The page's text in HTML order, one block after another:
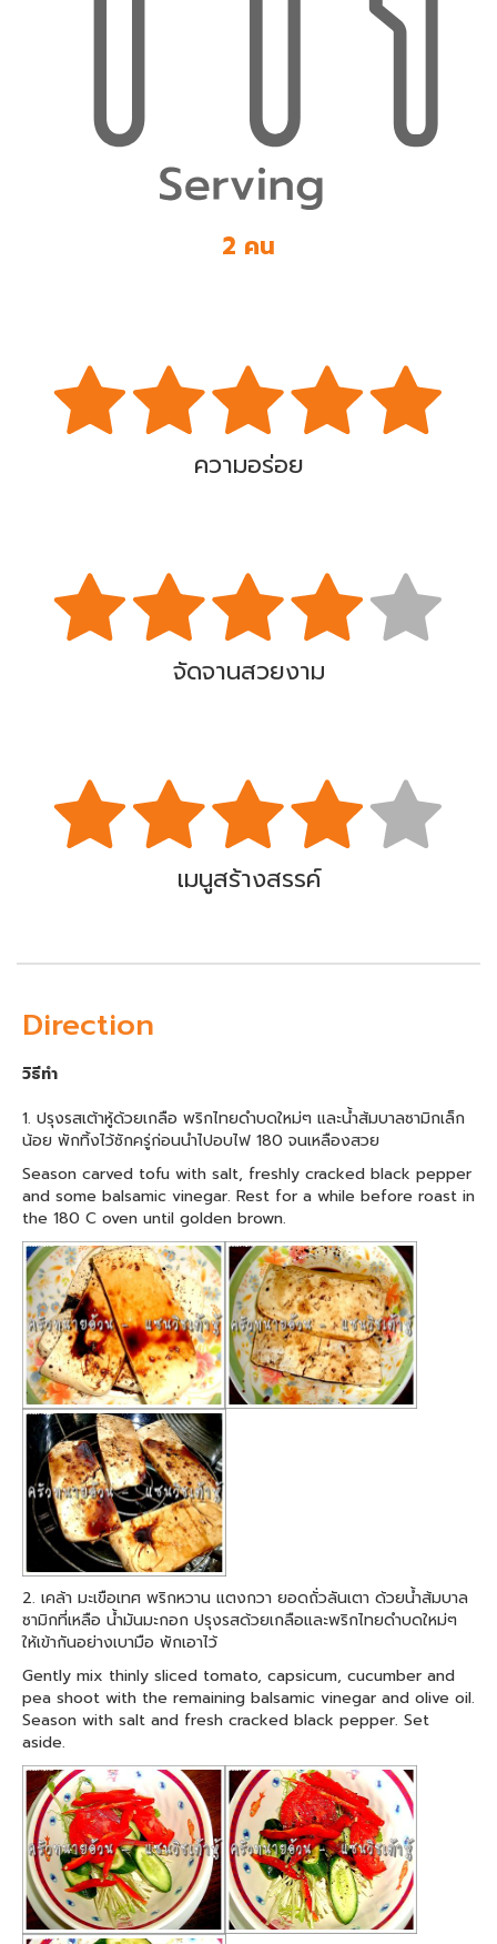
2 คน
ความอร่อย
จัดจานสวยงาม
เมนูสร้างสรรค์
Direction
วิธีทำ
1. ปรุงรสเต้าหู้ด้วยเกลือ พริกไทยดำบดใหม่ๆ และน้ำส้มบาลซามิกเล็ก
น้อย พักทิ้งไว้ซักครู่ก่อนนำไปอบไฟ 180 จนเหลืองสวย
Season carved tofu with salt, freshly cracked black pepper
and some balsamic vinegar. Rest for a while before roast in
the 180 C oven until golden brown.
2. เคล้า มะเขือเทศ พริกหวาน แตงกวา ยอดถั่วลันเตา ด้วยน้ำส้มบาล
ซามิกที่เหลือ น้ำมันมะกอก ปรุงรสด้วยเกลือและพริกไทยดำบดใหม่ๆ
ให้เข้ากันอย่างเบามือ พักเอาไว้
Gently mix thinly sliced tomato, capsicum, cucumber and
pea shoot with the remaining balsamic vinegar and olive oil.
Season with salt and fresh cracked black pepper. Set
aside.